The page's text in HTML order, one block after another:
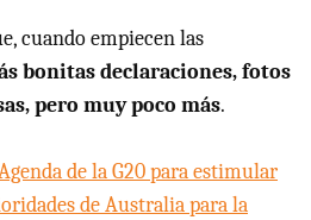
cuando empiecen las
bonitas declaraciones, fotos
pero muy poco más.
de la G20 para estimular
de Australia para la